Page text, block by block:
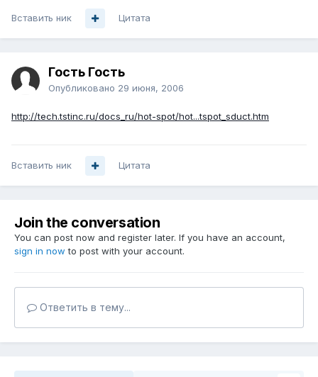
Вставить ник Цитата
Гость Гость
Опубликовано 29 июня, 2006
http://tech.tstinc.ru/docs_ru/hot-spot/hot...tspot_sduct.htm
Вставить ник Цитата
Join the conversation
You can post now and register later. If you have an account,
sign in now to post with your account.
Ответить в тему...